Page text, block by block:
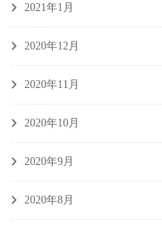
2021年1月
2020年12月
2020年11月
2020年10月
2020年9月
2020年8月